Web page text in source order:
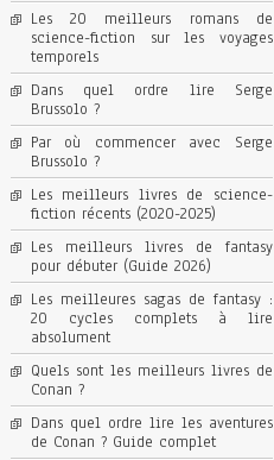
Les 20 meilleurs romans de
science-fiction sur les voyages
temporels
Dans quel ordre lire Serge
Brussolo ?
Par où commencer avec Serge
Brussolo ?
Les meilleurs livres de science-
fiction récents (2020-2025)
Les meilleurs livres de fantasy
pour débuter (Guide 2026)
Les meilleures sagas de fantasy :
20 cycles complets à lire
absolument
Quels sont les meilleurs livres de
Conan ?
Dans quel ordre lire les aventures
de Conan ? Guide complet